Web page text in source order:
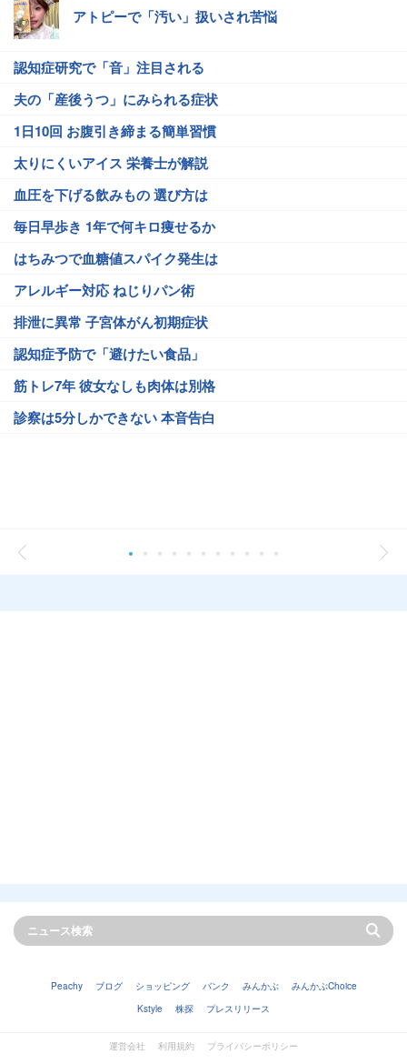
アトピーで「汚い」扱いされ苦悩
認知症研究で「音」注目される
夫の「産後うつ」にみられる症状
1日10回 お腹引き締まる簡単習慣
太りにくいアイス 栄養士が解説
血圧を下げる飲みもの 選び方は
毎日早歩き 1年で何キロ痩せるか
はちみつで血糖値スパイク発生は
アレルギー対応 ねじりパン術
排泄に異常 子宮体がん初期症状
認知症予防で「避けたい食品」
筋トレ7年 彼女なしも肉体は別格
診察は5分しかできない 本音告白
Peachy ブログ ショッピング バンク みんかぶ
みんかぶChoice
Kstyle
株探 プレスリリース
運営会社 利用規約
プライバシーポリシー